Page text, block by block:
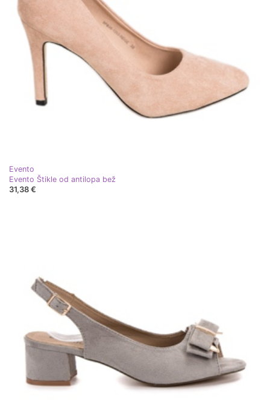
Evento
Evento Štikle od antilopa bež
31,38 €